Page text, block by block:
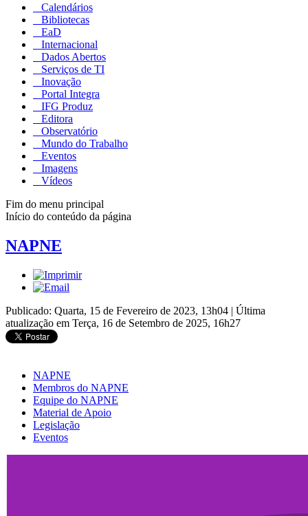
Calendários
Bibliotecas
EaD
Internacional
Dados Abertos
Serviços de TI
Inovação
Portal Integra
IFG Produz
Editora
Observatório
Mundo do Trabalho
Eventos
Imagens
Vídeos
Fim do menu principal
Início do conteúdo da página
NAPNE
Publicado: Quarta, 15 de Fevereiro de 2023, 13h04 | Última
atualização em Terça, 16 de Setembro de 2025, 16h27
NAPNE
Membros do NAPNE
Equipe do NAPNE
Material de Apoio
Legislação
Eventos